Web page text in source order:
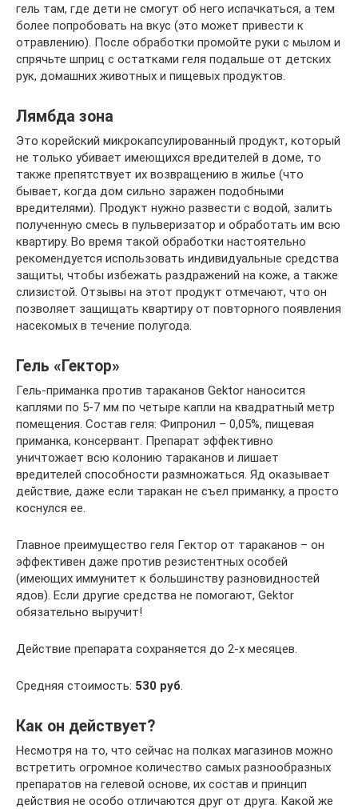
гель там, где дети не смогут об него испачкаться, а тем
более попробовать на вкус (это может привести к
отравлению). После обработки промойте руки с мылом и
спрячьте шприц с остатками геля подальше от детских
рук, домашних животных и пищевых продуктов.
Лямбда зона
Это корейский микрокапсулированный продукт, который
не только убивает имеющихся вредителей в доме, то
также препятствует их возвращению в жилье (что
бывает, когда дом сильно заражен подобными
вредителями). Продукт нужно развести с водой, залить
полученную смесь в пульверизатор и обработать им всю
квартиру. Во время такой обработки настоятельно
рекомендуется использовать индивидуальные средства
защиты, чтобы избежать раздражений на коже, а также
слизистой. Отзывы на этот продукт отмечают, что он
позволяет защищать квартиру от повторного появления
насекомых в течение полугода.
Гель «Гектор»
Гель-приманка против тараканов Gektor наносится
каплями по 5-7 мм по четыре капли на квадратный метр
помещения. Состав геля: Фипронил – 0,05%, пищевая
приманка, консервант. Препарат эффективно
уничтожает всю колонию тараканов и лишает
вредителей способности размножаться. Яд оказывает
действие, даже если таракан не съел приманку, а просто
коснулся ее.
Главное преимущество геля Гектор от тараканов – он
эффективен даже против резистентных особей
(имеющих иммунитет к большинству разновидностей
ядов). Если другие средства не помогают, Gektor
обязательно выручит!
Действие препарата сохраняется до 2-х месяцев.
Средняя стоимость: 530 руб
Как он действует?
Несмотря на то, что сейчас на полках магазинов можно
встретить огромное количество самых разнообразных
препаратов на гелевой основе, их состав и принцип
действия не особо отличаются друг от друга. Какой же